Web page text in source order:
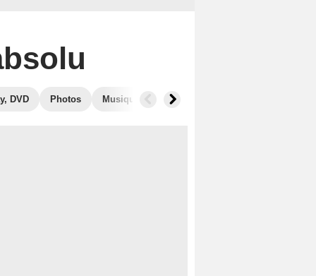
DVD Photos Musique Secrets de tournage